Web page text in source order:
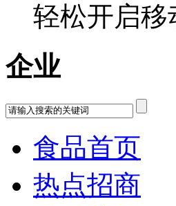
轻松开启移
企业
食品首页
热点招商